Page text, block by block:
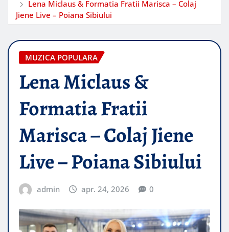
Lena Miclaus & Formatia Fratii Marisca – Colaj
Jiene Live – Poiana Sibiului
MUZICA POPULARA
Lena Miclaus &
Formatia Fratii
Marisca – Colaj Jiene
Live – Poiana Sibiului
admin apr. 24, 2026 0